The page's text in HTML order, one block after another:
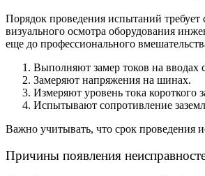
Порядок проведения испытаний
визуального осмотра оборудования
еще до профессионального
Выполняют замер токов на вводах
Замеряют напряжения на шинах.
Измеряют уровень тока
Испытывают сопротивление
Важно учитывать, что срок проведения
Причины появления